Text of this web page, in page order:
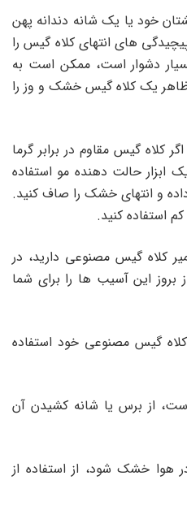
خود یا یک شانه دندانه پهن
های انتهای کلاه گیس را
دشوار است، ممکن است به
ظاهر یک کلاه گیس خشک و وز را
اگر کلاه گیس مقاوم در برابر گرما
ابزار حالت دهنده مو استفاده
و انتهای خشک را صاف کنید.
استفاده کنید.
کلاه گیس مصنوعی دارید، در
بروز این آسیب ها را برای شما
گیس مصنوعی خود استفاده
از برس یا شانه کشیدن آن
هوا خشک شود، از استفاده از